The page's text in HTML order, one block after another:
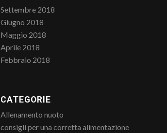
Settembre 2018
Giugno 2018
Maggio 2018
Aprile 2018
Febbraio 2018
CATEGORIE
Allenamento nuoto
consigli per una corretta alimentazione